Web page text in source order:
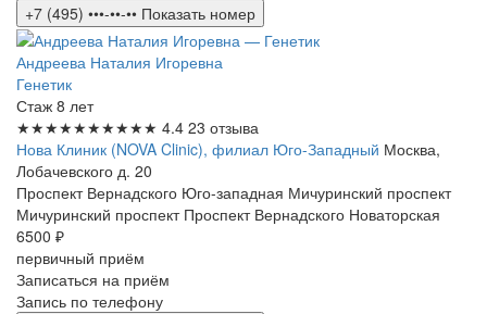
+7 (495) •••-••-•• Показать номер
Андреева Наталия Игоревна
Генетик
Стаж 8 лет
★★★★★★★★★★ 4.4 23 отзыва
Нова Клиник (NOVA Clinic), филиал Юго-Западный Москва,
Лобачевского д. 20
Проспект Вернадского Юго-западная Мичуринский проспект
Мичуринский проспект Проспект Вернадского Новаторская
6500 ₽
первичный приём
Записаться на приём
Запись по телефону